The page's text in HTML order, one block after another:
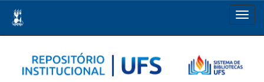
navigation